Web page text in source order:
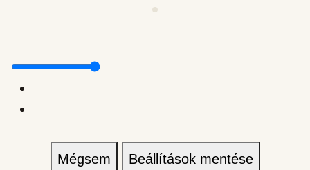
Mégsem Beállítások mentése